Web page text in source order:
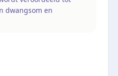
dwangsom en